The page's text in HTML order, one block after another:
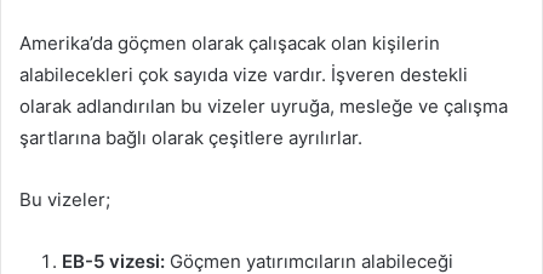
Amerika’da göçmen olarak çalışacak olan kişilerin
alabilecekleri çok sayıda vize vardır. İşveren destekli
olarak adlandırılan bu vizeler uyruğa, mesleğe ve çalışma
şartlarına bağlı olarak çeşitlere ayrılırlar.
Bu vizeler;
EB-5 vizesi: Göçmen yatırımcıların alabileceği